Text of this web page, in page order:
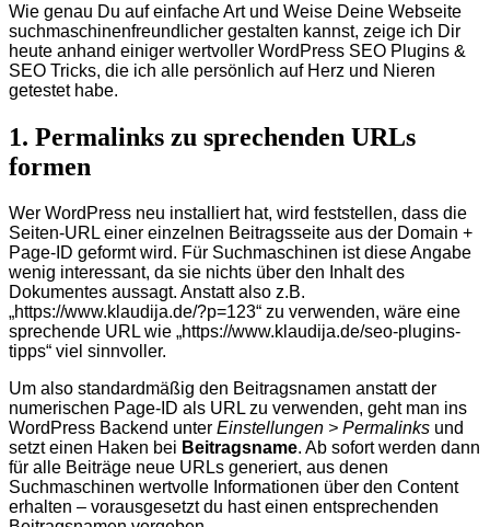
Wie genau Du auf einfache Art und Weise Deine Webseite
suchmaschinenfreundlicher gestalten kannst, zeige ich Dir
heute anhand einiger wertvoller WordPress SEO Plugins &
SEO Tricks, die ich alle persönlich auf Herz und Nieren
getestet habe.
1. Permalinks zu sprechenden URLs
formen
Wer WordPress neu installiert hat, wird feststellen, dass die
Seiten-URL einer einzelnen Beitragsseite aus der Domain +
Page-ID geformt wird. Für Suchmaschinen ist diese Angabe
wenig interessant, da sie nichts über den Inhalt des
Dokumentes aussagt. Anstatt also z.B.
„https://www.klaudija.de/?p=123“ zu verwenden, wäre eine
sprechende URL wie „https://www.klaudija.de/seo-plugins-
tipps“ viel sinnvoller.
Um also standardmäßig den Beitragsnamen anstatt der
numerischen Page-ID als URL zu verwenden, geht man ins
WordPress Backend unter Einstellungen > Permalinks und
setzt einen Haken bei Beitragsname. Ab sofort werden dann
für alle Beiträge neue URLs generiert, aus denen
Suchmaschinen wertvolle Informationen über den Content
erhalten – vorausgesetzt du hast einen entsprechenden